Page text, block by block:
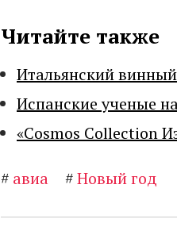
Читайте также
Итальянский
Испанские ученые
«Cosmos Collection
# авиа #Новый год